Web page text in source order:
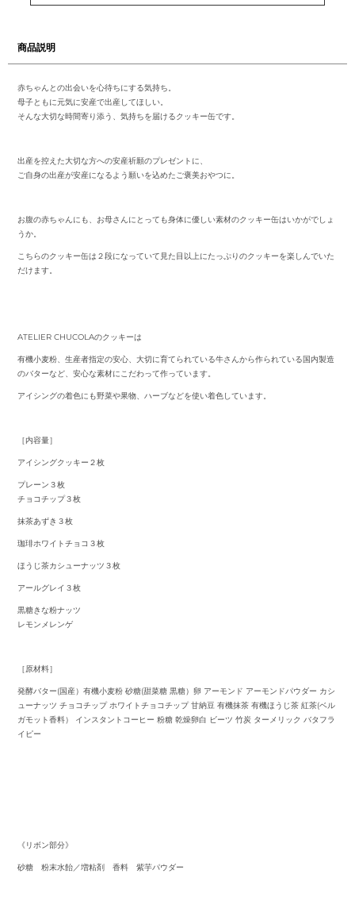
追
る
商品説明
赤ちゃんとの出会いを心待ちにする気持ち。
母子ともに元気に安産で出産してほしい。
そんな大切な時間寄り添う、気持ちを届けるクッキー缶です。
出産を控えた大切な方への安産祈願のプレゼントに、
ご自身の出産が安産になるよう願いを込めたご褒美おやつに。
お腹の赤ちゃんにも、お母さんにとっても身体に優しい素材のクッキー缶はいかがでしょ
うか。
こちらのクッキー缶は２段になっていて見た目以上にたっぷりのクッキーを楽しんでいた
だけます。
ATELIER CHUCOLAのクッキーは
有機小麦粉、生産者指定の安心、大切に育てられている牛さんから作られている国内製造
のバターなど、安心な素材にこだわって作っています。
アイシングの着色にも野菜や果物、ハーブなどを使い着色しています。
［内容量］
アイシングクッキー２枚
プレーン３枚
チョコチップ３枚
抹茶あずき３枚
珈琲ホワイトチョコ３枚
ほうじ茶カシューナッツ３枚
アールグレイ３枚
黒糖きな粉ナッツ
レモンメレンゲ
［原材料］
発酵バター(国産）有機小麦粉 砂糖(甜菜糖 黒糖）卵 アーモンド アーモンドパウダー カシ
ューナッツ チョコチップ ホワイトチョコチップ 甘納豆 有機抹茶 有機ほうじ茶 紅茶(ベル
ガモット香料） インスタントコーヒー 粉糖 乾燥卵白 ビーツ 竹炭 ターメリック バタフラ
イピー
《リボン部分》
砂糖 粉末水飴／増粘剤 香料 紫芋パウダー